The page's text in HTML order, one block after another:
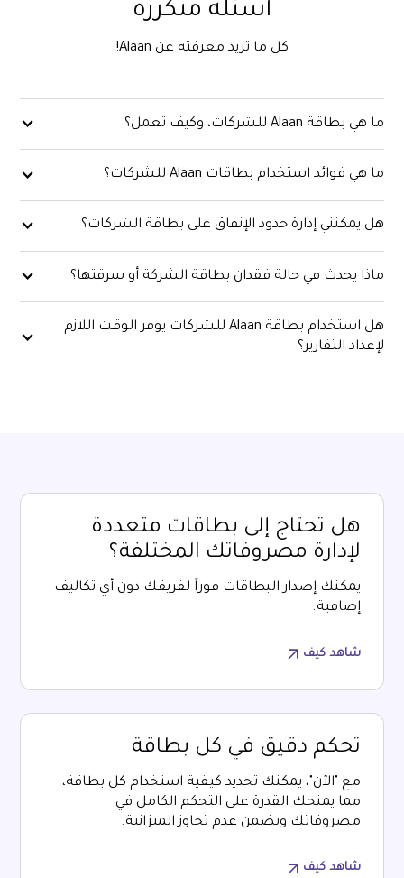
أسئلة متكررة
كل ما تريد معرفته عن Alaan!
ما هي بطاقة Alaan للشركات، وكيف تعمل؟
ما هي فوائد استخدام بطاقات Alaan للشركات؟
هل يمكنني إدارة حدود الإنفاق على بطاقة الشركات؟
ماذا يحدث في حالة فقدان بطاقة الشركة أو سرقتها؟
هل استخدام بطاقة Alaan للشركات يوفر الوقت اللازم
لإعداد التقارير؟
هل تحتاج إلى بطاقات متعددة
لإدارة مصروفاتك المختلفة؟
يمكنك إصدار البطاقات فوراً لفريقك دون أي تكاليف
إضافية.
شاهد كيف
تحكم دقيق في كل بطاقة
مع "الآن"، يمكنك تحديد كيفية استخدام كل بطاقة،
مما يمنحك القدرة على التحكم الكامل في
مصروفاتك ويضمن عدم تجاوز الميزانية.
شاهد كيف